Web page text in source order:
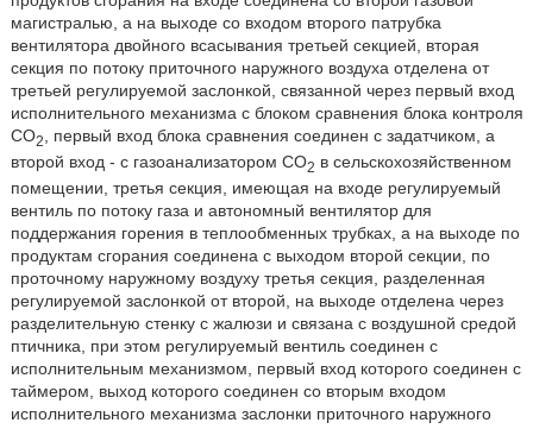
магистралью, а на выходе со входом второго патрубка
вентилятора двойного всасывания третьей секцией, вторая
секция по потоку приточного наружного воздуха отделена от
третьей регулируемой заслонкой, связанной через первый вход
исполнительного механизма с блоком сравнения блока контроля
СО2
, первый вход блока сравнения соединен с задатчиком, а
второй вход - с газоанализатором СО2 в сельскохозяйственном
помещении, третья секция, имеющая на входе регулируемый
вентиль по потоку газа и автономный вентилятор для
поддержания горения в теплообменных трубках, а на выходе по
продуктам сгорания соединена с выходом второй секции, по
проточному наружному воздуху третья секция, разделенная
регулируемой заслонкой от второй, на выходе отделена через
разделительную стенку с жалюзи и связана с воздушной средой
птичника, при этом регулируемый вентиль соединен с
исполнительным механизмом, первый вход которого соединен с
таймером, выход которого соединен со вторым входом
исполнительного механизма заслонки приточного наружного